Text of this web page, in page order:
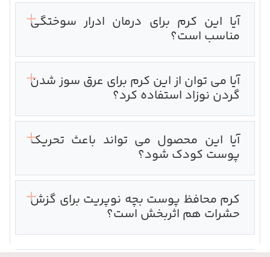
آیا این کرم برای درمان ادرار سوختگی
مناسب است؟
آیا می توان از این کرم برای عرق سوز شدن
گردن نوزاد استفاده کرد؟
آیا این محصول می تواند باعث تحریک
پوست کودک شود؟
کرم محافظ پوست بچه نوپریت برای گزش
حشرات هم اثربخش است؟